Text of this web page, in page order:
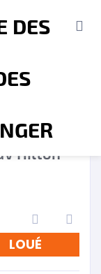
Contact
Hilton –
LOUÉ